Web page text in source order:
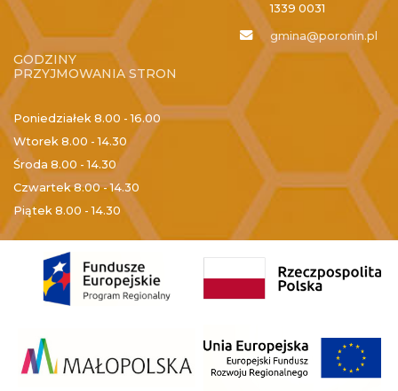
1339 0031
gmina@poronin.pl
GODZINY
PRZYJMOWANIA STRON
Poniedziałek 8.00 - 16.00
Wtorek 8.00 - 14.30
Środa 8.00 - 14.30
Czwartek8.00 - 14.30
Piątek 8.00 - 14.30